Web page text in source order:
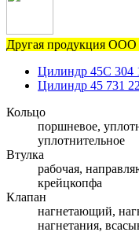
Другая продукция
Цилиндр 45С 304
Цилиндр 45 731
Кольцо
поршневое,
уплотнительное
Втулка
рабочая,
крейцкопфа
Клапан
нагнетающий,
нагнетания,